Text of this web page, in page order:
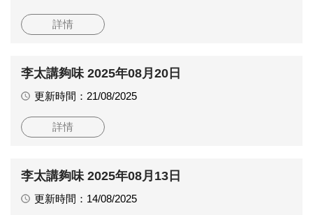
詳情
李太講夠味 2025年08月20日
更新時間：21/08/2025
詳情
李太講夠味 2025年08月13日
更新時間：14/08/2025